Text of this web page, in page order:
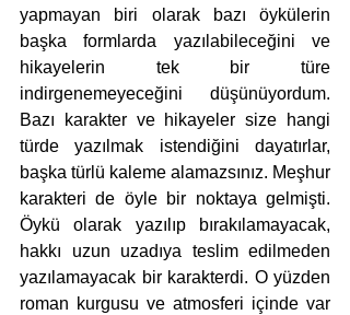
yapmayan biri olarak bazı öykülerin
başka formlarda yazılabileceğini ve
hikayelerin tek bir türe
indirgenemeyeceğini düşünüyordum.
Bazı karakter ve hikayeler size hangi
türde yazılmak istendiğini dayatırlar,
başka türlü kaleme alamazsınız. Meşhur
karakteri de öyle bir noktaya gelmişti.
Öykü olarak yazılıp bırakılamayacak,
hakkı uzun uzadıya teslim edilmeden
yazılamayacak bir karakterdi. O yüzden
roman kurgusu ve atmosferi içinde var